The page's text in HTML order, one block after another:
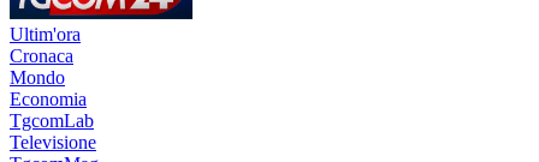
Ultim'ora
Cronaca
Mondo
Economia
TgcomLab
Televisione